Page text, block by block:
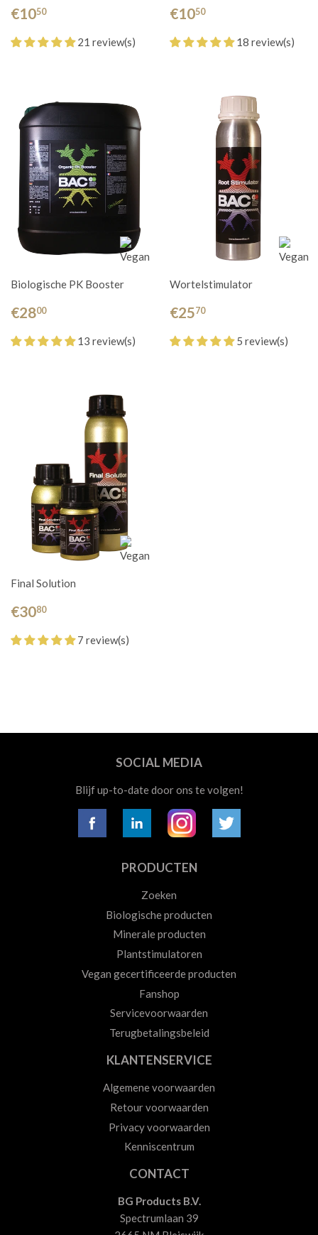
€1050
21 review(s)
€1050
18 review(s)
Biologische PK Booster
€2800
13 review(s)
Wortelstimulator
€2570
5 review(s)
Final Solution
€3080
7 review(s)
SOCIAL MEDIA
Blijf up-to-date door ons te volgen!
PRODUCTEN
Zoeken
Biologische producten
Minerale producten
Plantstimulatoren
Vegan gecertificeerde producten
Fanshop
Servicevoorwaarden
Terugbetalingsbeleid
KLANTENSERVICE
Algemene voorwaarden
Retour voorwaarden
Privacy voorwaarden
Kenniscentrum
CONTACT
BG Products B.V.
Spectrumlaan 39